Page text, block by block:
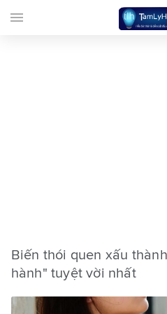
Biến thói quen xấu
hành" tuyệt vời nhất
menu